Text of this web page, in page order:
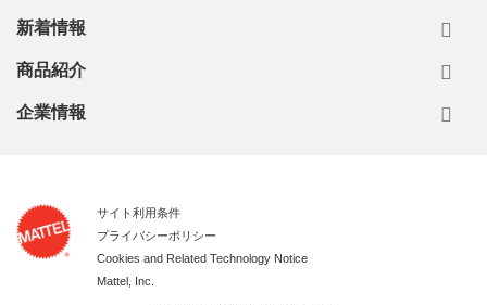
新着情報
商品紹介
企業情報
サイト利用条件
プライバシーポリシー
Cookies and Related Technology Notice
Mattel, Inc.